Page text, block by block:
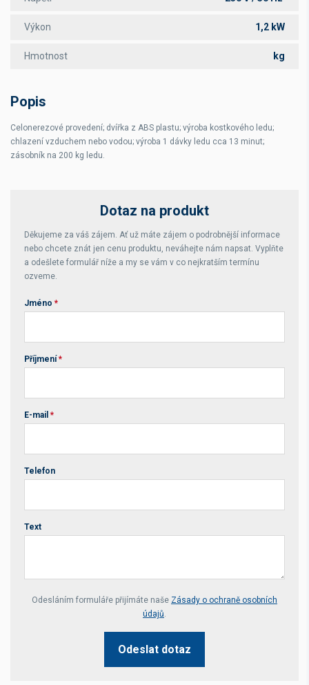
Výkon 1,2 kW
Hmotnost kg
Popis
Celonerezové provedení; dvířka z ABS plastu; výroba kostkového ledu;
chlazení vzduchem nebo vodou; výroba 1 dávky ledu cca 13 minut;
zásobník na 200 kg ledu.
Dotaz na produkt
Děkujeme za váš zájem. Ať už máte zájem o podrobnější informace
nebo chcete znát jen cenu produktu, neváhejte nám napsat. Vyplňte
a odešlete formulář níže a my se vám v co nejkratším termínu
ozveme.
Jméno *
Příjmení *
E-mail *
Telefon
Text
Your website *
Odesláním formuláře přijímáte naše Zásady o ochraně osobních
údajů.
Odeslat dotaz